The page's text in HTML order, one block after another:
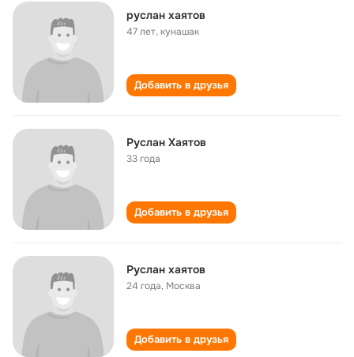
руслан хаятов
47 лет,кунашак
Добавить в друзья
Руслан Хаятов
33 года
Добавить в друзья
Руслан хаятов
24 года, Москва
Добавить в друзья